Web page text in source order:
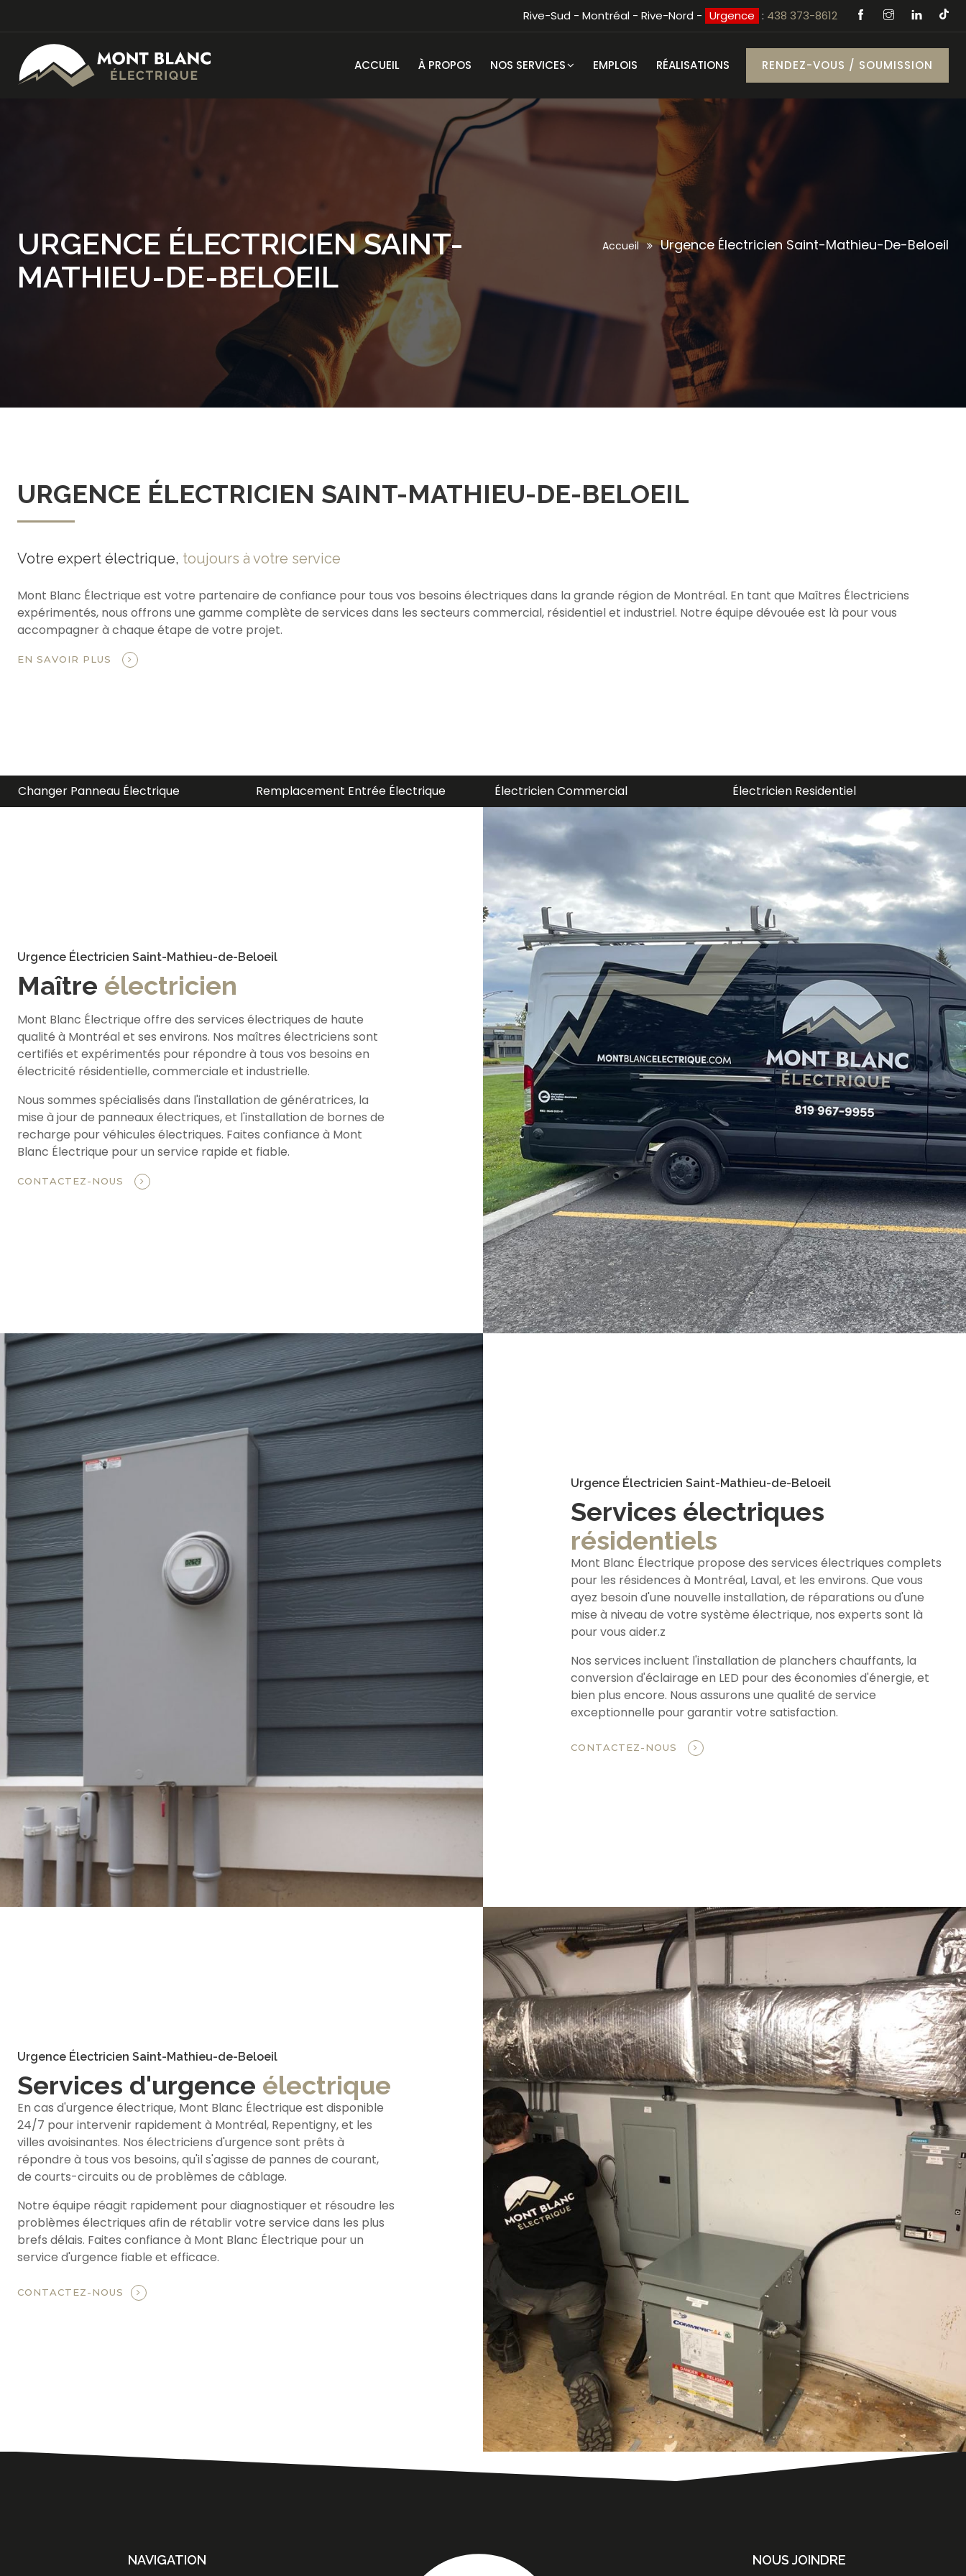
Rive-Sud - Montréal - Rive-Nord - Urgence : 438 373-8612
ACCUEIL À PROPOS NOS SERVICES EMPLOIS RÉALISATIONS RENDEZ-VOUS / SOUMISSION
URGENCE ÉLECTRICIEN SAINT-
MATHIEU-DE-BELOEIL
Accueil Urgence Électricien Saint-Mathieu-De-Beloeil
URGENCE ÉLECTRICIEN SAINT-MATHIEU-DE-BELOEIL
Votre expert électrique, toujours à votre service
Mont Blanc Électrique est votre partenaire de confiance pour tous vos besoins électriques dans la grande région de Montréal. En tant que Maîtres Électriciens
expérimentés, nous offrons une gamme complète de services dans les secteurs commercial, résidentiel et industriel. Notre équipe dévouée est là pour vous
accompagner à chaque étape de votre projet.
EN SAVOIR PLUS
Remplacement Entrée Électrique Électricien Commercial Électricien Residentiel Électricien Piscine
Urgence Électricien Saint-Mathieu-de-Beloeil
Maître électricien
Mont Blanc Électrique offre des services électriques de haute
qualité à Montréal et ses environs. Nos maîtres électriciens sont
certifiés et expérimentés pour répondre à tous vos besoins en
électricité résidentielle, commerciale et industrielle.
Nous sommes spécialisés dans l'installation de génératrices, la
mise à jour de panneaux électriques, et l'installation de bornes de
recharge pour véhicules électriques. Faites confiance à Mont
Blanc Électrique pour un service rapide et fiable.
CONTACTEZ-NOUS
Urgence Électricien Saint-Mathieu-de-Beloeil
Services électriques
résidentiels
Mont Blanc Électrique propose des services électriques complets
pour les résidences à Montréal, Laval, et les environs. Que vous
ayez besoin d'une nouvelle installation, de réparations ou d'une
mise à niveau de votre système électrique, nos experts sont là
pour vous aider.z
Nos services incluent l'installation de planchers chauffants, la
conversion d'éclairage en LED pour des économies d'énergie, et
bien plus encore. Nous assurons une qualité de service
exceptionnelle pour garantir votre satisfaction.
CONTACTEZ-NOUS
Urgence Électricien Saint-Mathieu-de-Beloeil
Services d'urgence électrique
En cas d'urgence électrique, Mont Blanc Électrique est disponible
24/7 pour intervenir rapidement à Montréal, Repentigny, et les
villes avoisinantes. Nos électriciens d'urgence sont prêts à
répondre à tous vos besoins, qu'il s'agisse de pannes de courant,
de courts-circuits ou de problèmes de câblage.
Notre équipe réagit rapidement pour diagnostiquer et résoudre les
problèmes électriques afin de rétablir votre service dans les plus
brefs délais. Faites confiance à Mont Blanc Électrique pour un
service d'urgence fiable et efficace.
CONTACTEZ-NOUS
NAVIGATION NOUS JOINDRE